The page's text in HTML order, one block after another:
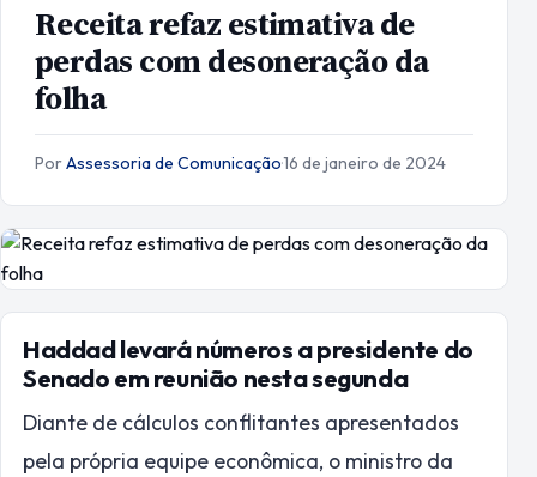
Receita refaz estimativa de
perdas com desoneração da
folha
PorAssessoria de Comunicação·16 de janeiro de 2024
Haddad levará números a presidente do
Senado em reunião nesta segunda
Diante de cálculos conflitantes apresentados
pela própria equipe econômica, o ministro da